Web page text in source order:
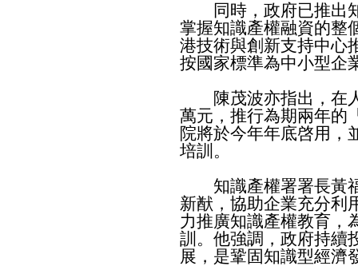
同時，政府已推出知
掌握知識產權融資的整
港技術與創新支持中心
按國家標準為中小型企
陳茂波亦指出，在人
萬元，推行為期兩年的
院將於今年年底啓用，
培訓。
知識產權署署長黃福
新猷，協助企業充分利
力推廣知識產權教育，
訓。他強調，政府持續
展，是鞏固知識型經濟